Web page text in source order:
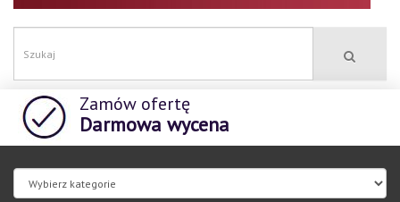
Zamów ofertę
Darmowa wycena